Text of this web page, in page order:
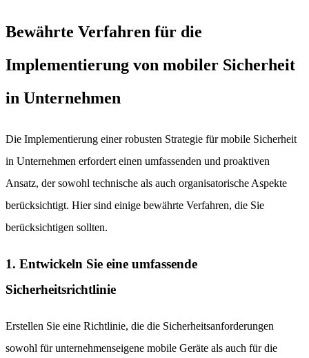
Bewährte Verfahren für die
Implementierung von mobiler Sicherheit
in Unternehmen
Die Implementierung einer robusten Strategie für mobile Sicherheit
in Unternehmen erfordert einen umfassenden und proaktiven
Ansatz, der sowohl technische als auch organisatorische Aspekte
berücksichtigt. Hier sind einige bewährte Verfahren, die Sie
berücksichtigen sollten.
1. Entwickeln Sie eine umfassende
Sicherheitsrichtlinie
Erstellen Sie eine Richtlinie, die die Sicherheitsanforderungen
sowohl für unternehmenseigene mobile Geräte als auch für die